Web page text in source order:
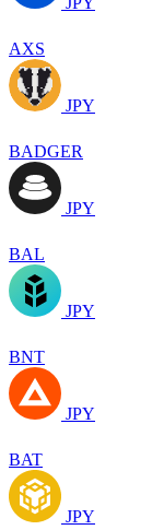
AXS
JPY
BADGER
JPY
BAL
JPY
BNT
JPY
BAT
JPY